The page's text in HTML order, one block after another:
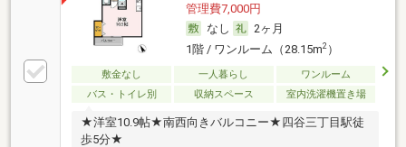
管理費7,000円
なし
2ヶ月
1階 / ワンルーム（28.15m2）
敷金なし 一人暮らし
ワンルーム
バス・トイレ別
収納スペース 室内洗濯機置き場
★洋室10.9帖★南西向きバルコニー★四谷三丁目駅徒
歩5分★